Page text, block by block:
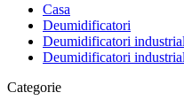
Casa
Deumidificatori
Deumidificatori
Deumidificatori
Categorie